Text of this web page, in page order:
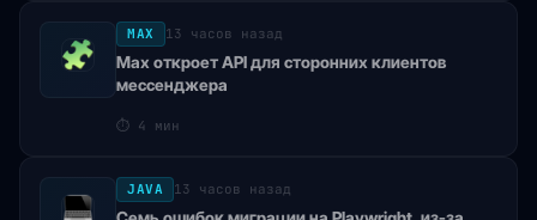
MAX 13 часов назад
Max откроет API для сторонних клиентов
мессенджера
⏱ 4 мин
JAVA 13 часов назад